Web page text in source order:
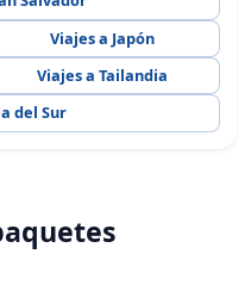
Viajes a Japón
Viajes a Tailandia
del Sur